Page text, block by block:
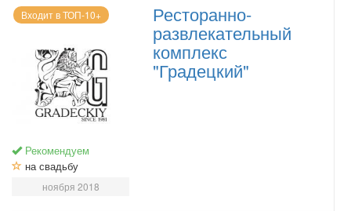
Входит в ТОП-10+
Рекомендуем
на свадьбу
ноября 2018
Ресторанно-
развлекательный
комплекс
"Градецкий"